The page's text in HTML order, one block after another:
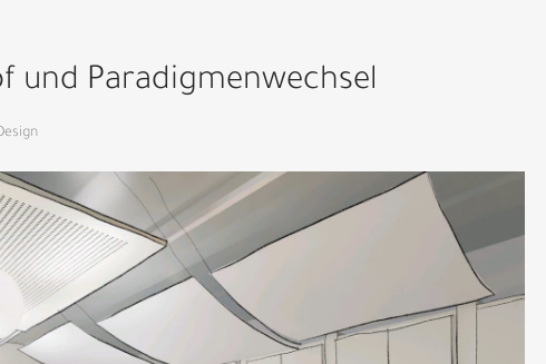
und Paradigmenwechsel